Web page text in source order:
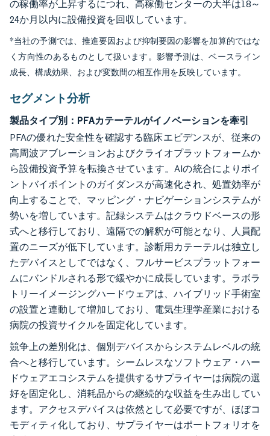
の稼働率が上昇するにつれ、高稼働センターの大半は18～
24か月以内に設備投資を回収しています。
*当社の予測では、推進要因および抑制要因の影響を加算的ではな
く方向性のあるものとして扱います。影響予測は、ベースライン
成長、構成効果、および変数間の相互作用を反映しています。
セグメント分析
製品タイプ別：PFAカテーテルがイノベーションを牽引
PFAの優れた安全性を確認する臨床エビデンスが、従来の
高周波アブレーションおよびクライオプラットフォームか
ら設備投資予算を転換させています。AIの統合によりポイ
ントバイポイントのガイダンスが高速化され、処置効率が
向上することで、マッピング・ナビゲーションシステムが
勢いを増しています。記録システムはクラウドベースの形
式へと移行しており、遠隔での解釈が可能となり、人員配
置のニーズが低下しています。診断用カテーテルは独立し
たデバイスとしてではなく、フルサービスプラットフォー
ムにバンドルされる形で緩やかに成長しています。ラボラ
トリーイメージングハードウェアは、ハイブリッド手術室
の設置と連動して増加しており、電気生理学産業における
病院の投資サイクルを固定化しています。
競争上の差別化は、個別デバイスからシステムレベルの統
合へと移行しています。シームレスなソフトウェア・ハー
ドウェアエコシステムを提供するサプライヤーは病院の選
好を固定化し、消耗品からの継続的な収益を生み出してい
ます。アクセスデバイスは依然として必要ですが、ほぼコ
モディティ化しており、サプライヤーはポートフォリオを